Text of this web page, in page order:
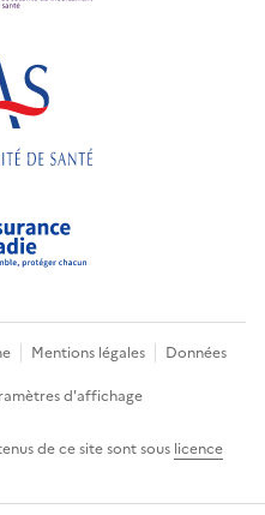
Mentions légales
Données
d'affichage
de ce site sont sous licence